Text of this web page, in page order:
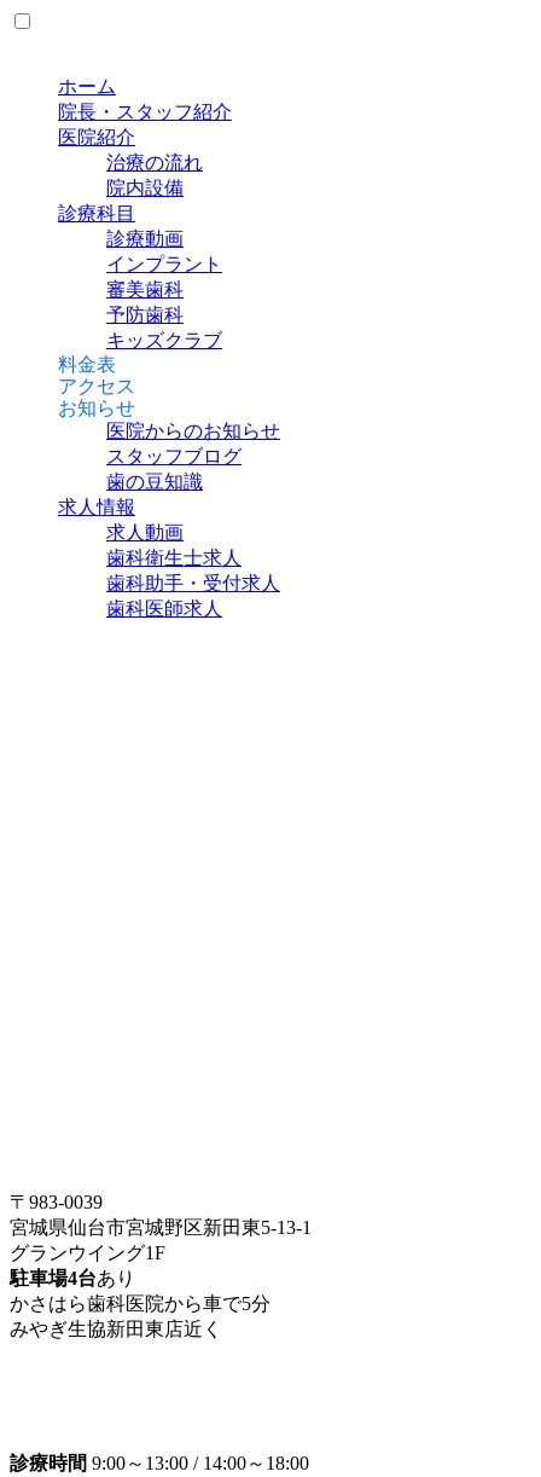
ホーム
院長・スタッフ紹介
医院紹介
治療の流れ
院内設備
診療科目
診療動画
インプラント
審美歯科
予防歯科
キッズクラブ
料金表
アクセス
お知らせ
医院からのお知らせ
スタッフブログ
歯の豆知識
求人情報
求人動画
歯科衛生士求人
歯科助手・受付求人
歯科医師求人
〒983-0039
宮城県仙台市宮城野区新田東5-13-1
グランウイング1F
駐車場4台あり
かさはら歯科医院から車で5分
みやぎ生協新田東店近く
診療時間 9:00～13:00 / 14:00～18:00